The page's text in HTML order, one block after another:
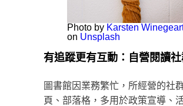
Photo by Karsten
on Unsplash
有追蹤更有互動：自營閱讀
圖書館因業務繁忙，所經營的社
頁、部落格，多用於政策宣導、